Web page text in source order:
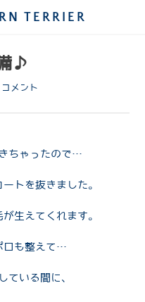
TERRIER
♪
メント
ちゃったので…
トを抜きました。
生えてくれます。
ロも整えて…
ている間に、